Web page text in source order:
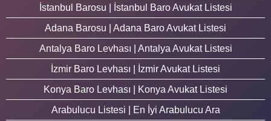
İstanbul Barosu | İstanbul Baro Avukat Listesi
Adana Barosu | Adana Baro Avukat Listesi
Antalya Baro Levhası | Antalya Avukat Listesi
İzmir Baro Levhası | İzmir Avukat Listesi
Konya Baro Levhası | Konya Avukat Listesi
Arabulucu Listesi | En İyi Arabulucu Ara